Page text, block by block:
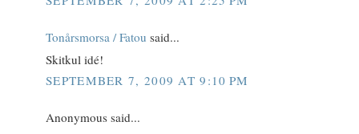
Tonårsmorsa / Fatou said...
Skitkul idé!
SEPTEMBER 7, 2009 AT 9:10 PM
Anonymous said...